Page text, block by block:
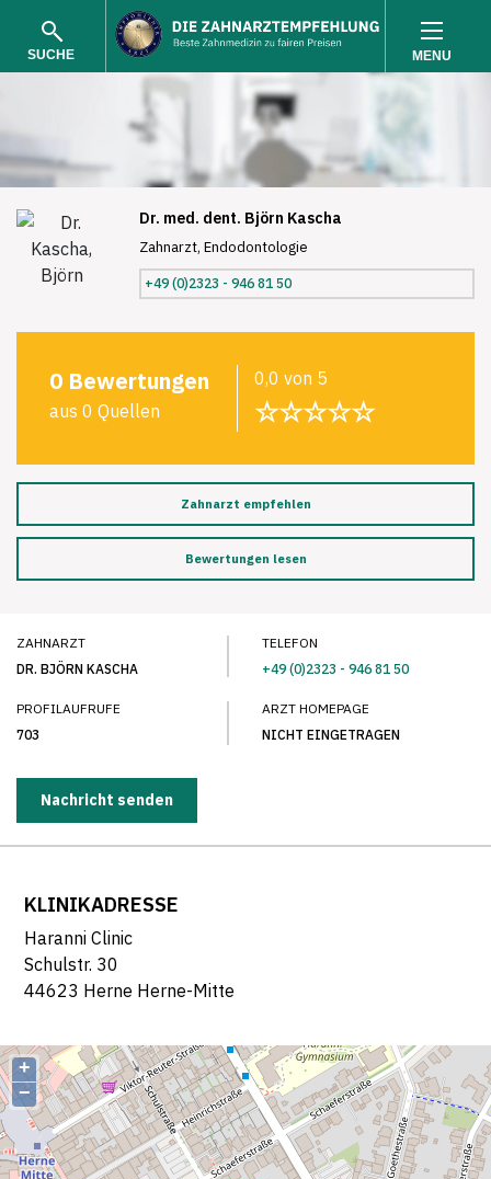
SUCHE
SUCHEN
MENU
Dr. med. dent. Björn Kascha
Zahnarzt, Endodontologie
+49 (0)2323 - 946 81 50
0 Bewertungen
aus 0 Quellen
0,0 von 5
☆☆☆☆☆
Zahnarzt empfehlen
Bewertungen lesen
ZAHNARZT
DR. BJÖRN KASCHA
TELEFON
+49 (0)2323 - 946 81 50
PROFILAUFRUFE
703
ARZT HOMEPAGE
NICHT EINGETRAGEN
Nachricht senden
KLINIKADRESSE
Haranni Clinic
Schulstr. 30
44623 Herne Herne-Mitte